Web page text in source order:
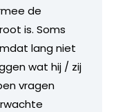
de
is. Soms
lang niet
wat hij / zij
vragen